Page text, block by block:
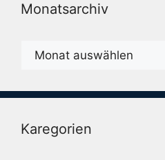
Monatsarchiv
Monatsarchiv
Karegorien